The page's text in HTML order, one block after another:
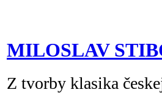
MILOSLAV
Z tvorby klasika